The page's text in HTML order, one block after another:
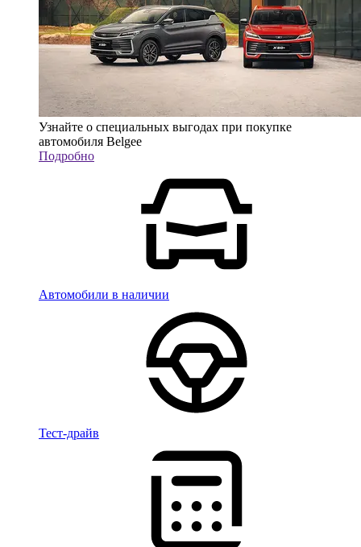
Узнайте о специальных выгодах при покупке
автомобиля Belgee
Подробно
Автомобили в наличии
Тест-драйв